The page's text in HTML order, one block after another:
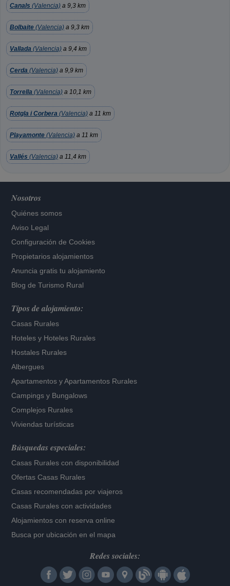
Canals (Valencia) a 9,3 km
Bolbaite (Valencia) a 9,3 km
Vallada (Valencia) a 9,4 km
Cerda (Valencia) a 9,9 km
Torrella (Valencia) a 10,1 km
Rotgla i Corbera (Valencia) a 11 km
Playamonte (Valencia) a 11 km
Vallés (Valencia) a 11,4 km
Nosotros
Quiénes somos
Aviso Legal
Configuración de Cookies
Propietarios alojamientos
Anuncia gratis tu alojamiento
Blog de Turismo Rural
Tipos de alojamiento:
Casas Rurales
Hoteles y Hoteles Rurales
Hostales Rurales
Albergues
Apartamentos yApartamentos Rurales
Campings y Bungalows
Complejos Rurales
Viviendas turísticas
Búsquedas especiales:
Casas Rurales con disponibilidad
Ofertas Casas Rurales
Casas recomendadas por viajeros
Casas Rurales con actividades
Alojamientos con reserva online
Busca por ubicación en el mapa
Redes sociales: